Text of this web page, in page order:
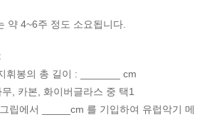
약 4~6주 정도 소요됩니다.
휘봉의 총 길이 : _______ cm
, 카본, 화이버글라스 중 택1
립에서 _____cm 를 기입하여 유럽악기 메